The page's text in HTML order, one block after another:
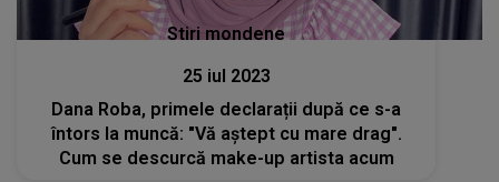
Stiri mondene
25 iul 2023
Dana Roba, primele declarații după ce s-a
întors la muncă: "Vă aștept cu mare drag".
Cum se descurcă make-up artista acum